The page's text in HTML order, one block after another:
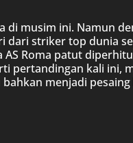
di musim ini. Namun
dari striker top dunia
Roma patut
pertandingan kali ini,
menjadi